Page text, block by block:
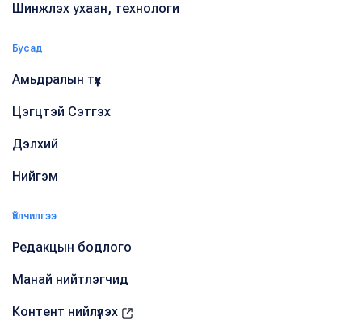
Шинжлэх ухаан, технологи
Бусад
Амьдралын түүх
Цэгцтэй Сэтгэх
Дэлхий
Нийгэм
Үйлчилгээ
Редакцын бодлого
Манай нийтлэгчид
Контент нийлүүлэх